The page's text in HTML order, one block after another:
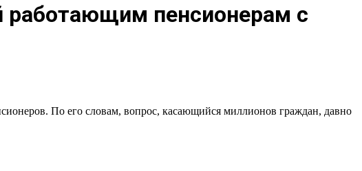
работающим пенсионерам с
По его словам, вопрос, касающийся миллионов граждан, давно